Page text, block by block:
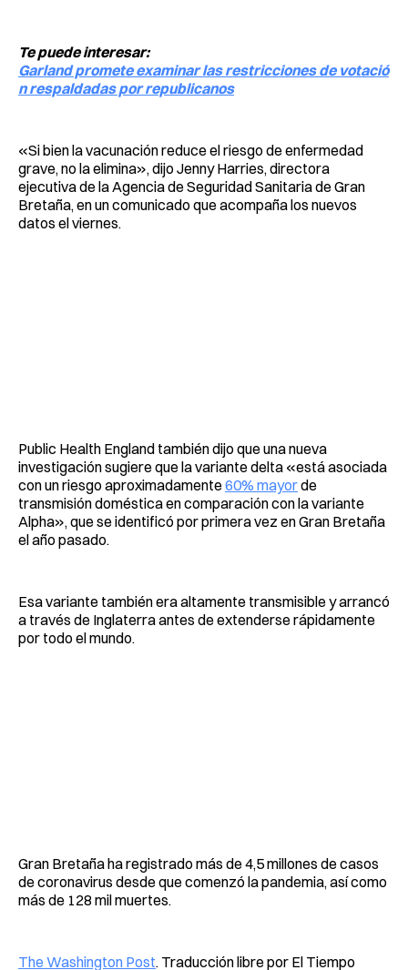
Te puede interesar:
Garland promete examinar las restricciones de votació
n respaldadas por republicanos
«Si bien la vacunación reduce el riesgo de enfermedad
grave, no la elimina», dijo Jenny Harries, directora
ejecutiva de la Agencia de Seguridad Sanitaria de Gran
Bretaña, en un comunicado que acompaña los nuevos
datos el viernes.
Public Health England también dijo que una nueva
investigación sugiere que la variante delta «está asociada
con un riesgo aproximadamente60% mayorde
transmisión doméstica en comparación con la variante
Alpha», que se identificó por primera vez en Gran Bretaña
el año pasado.
Esa variante también era altamente transmisible y arrancó
a través de Inglaterra antes de extenderse rápidamente
por todo el mundo.
Gran Bretaña ha registrado más de 4,5 millones de casos
de coronavirus desde que comenzó la pandemia, así como
más de 128 mil muertes.
The Washington Post. Traducción libre por El Tiempo